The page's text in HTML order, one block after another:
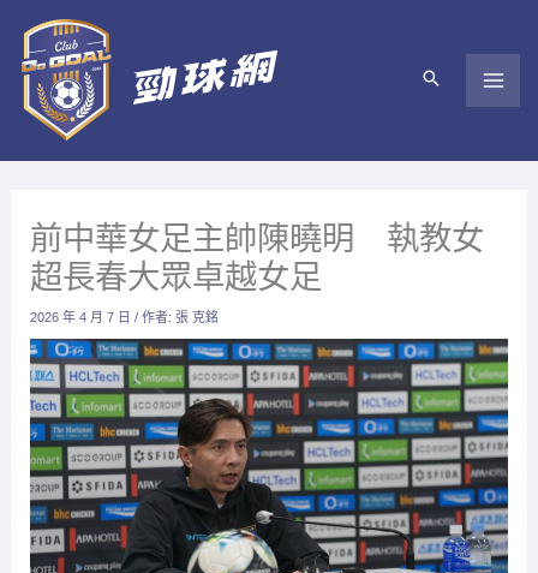
內
前中華女足主帥陳曉明 執教女
超長春大眾卓越女足
2026 年 4 月 7 日/ 作者:張 克銘